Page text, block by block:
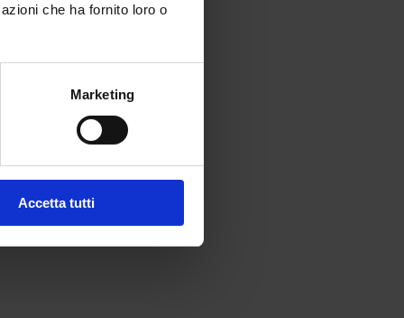
che ha fornito loro o
Marketing
Accetta tutti